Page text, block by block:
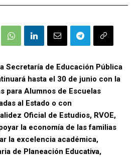
Secretaría de Educación Pública
hasta el 30 de junio con la
para Alumnos de Escuelas
al Estado o con
Oficial de Estudios, RVOE,
la economía de las familias
la excelencia académica,
de Planeación Educativa,